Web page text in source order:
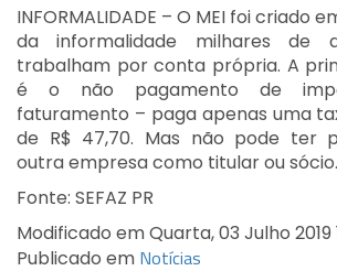
INFORMALIDADE – O MEI foi criado
da informalidade milhares de
trabalham por conta própria. A
é o não pagamento de
faturamento – paga apenas uma
de R$ 47,70. Mas não pode ter
outra empresa como titular ou sócio.
Fonte: SEFAZ PR
Modificado em Quarta, 03 Julho 2019
Publicado em Notícias